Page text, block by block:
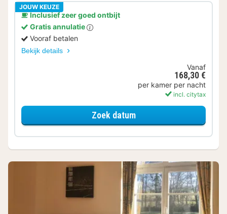
JOUW KEUZE
Inclusief zeer goed ontbijt
Gratis annulatie
Vooraf betalen
Bekijk details
Vanaf
168,30 €
per kamer per nacht
incl. citytax
Zoek datumvoor Standaard Kamer